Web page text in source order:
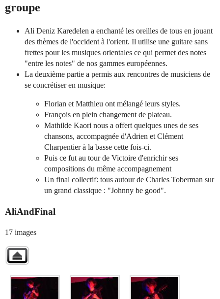
groupe
Ali Deniz Karedelen a enchanté les oreilles de tous en jouant
des thèmes de l'occident à l'orient. Il utilise une guitare sans
frettes pour les musiques orientales ce qui permet des notes
"entre les notes" de nos gammes européennes.
La deuxième partie a permis aux rencontres de musiciens de
se concrétiser en musique:
Florian et Matthieu ont mélangé leurs styles.
François en plein changement de plateau.
Mathilde Kaori nous a offert quelques unes de ses
chansons, accompagnée d'Adrien et Clément
Charpentier à la basse cette fois-ci.
Puis ce fut au tour de Victoire d'enrichir ses
compositions du même accompagnement
Un final collectif: tous autour de Charles Toberman sur
un grand classique : "Johnny be good".
AliAndFinal
17 images